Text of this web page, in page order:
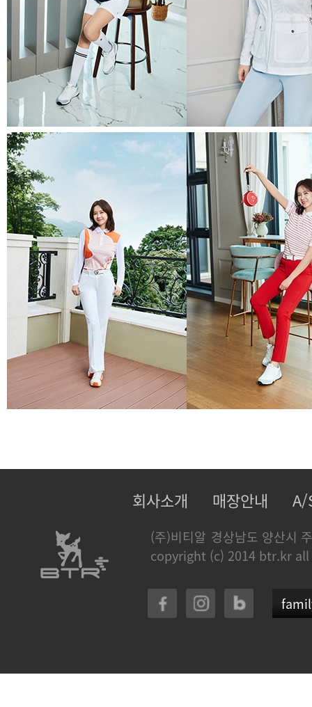
회사소개 매장안내 A/
(주)비티알 경상남도 양산시
copyright (c) 2014 btr.kr